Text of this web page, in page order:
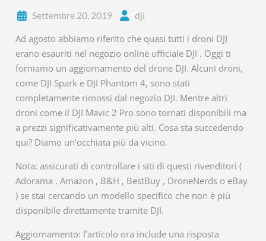
Settembre 20, 2019 dji
Ad agosto abbiamo riferito che quasi tutti i droni DJI
erano esauriti nel negozio online ufficiale DJI . Oggi ti
forniamo un aggiornamento del drone DJI. Alcuni droni,
come DJI Spark e DJI Phantom 4, sono stati
completamente rimossi dal negozio DJI. Mentre altri
droni come il DJI Mavic 2 Pro sono tornati disponibili ma
a prezzi significativamente più alti. Cosa sta succedendo
qui? Diamo un’occhiata più da vicino.
Nota: assicurati di controllare i siti di questi rivenditori (
Adorama , Amazon , B&H , BestBuy , DroneNerds o eBay
) se stai cercando un modello specifico che non è più
disponibile direttamente tramite DJI.
Aggiornamento: l’articolo ora include una risposta